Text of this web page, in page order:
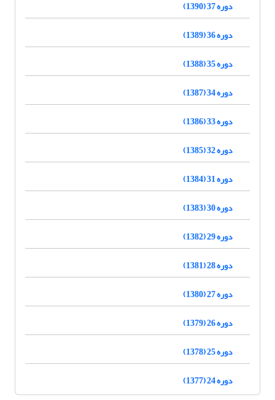
دوره 37 (1390)
دوره 36 (1389)
دوره 35 (1388)
دوره 34 (1387)
دوره 33 (1386)
دوره 32 (1385)
دوره 31 (1384)
دوره 30 (1383)
دوره 29 (1382)
دوره 28 (1381)
دوره 27 (1380)
دوره 26 (1379)
دوره 25 (1378)
دوره 24 (1377)